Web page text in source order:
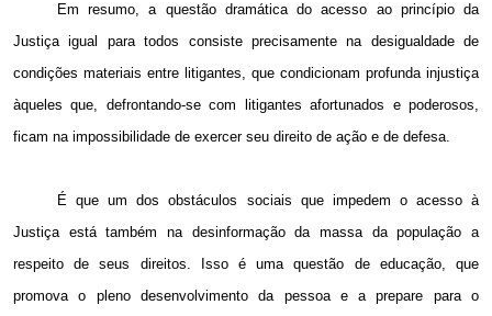
Em resumo, a questão dramática do acesso ao princípio da
Justiça igual para todos consiste precisamente na desigualdade de
condições materiais entre litigantes, que condicionam profunda injustiça
àqueles que, defrontando-se com litigantes afortunados e poderosos,
ficam na impossibilidade de exercer seu direito de ação e de defesa.
É que um dos obstáculos sociais que impedem o acesso à
Justiça está também na desinformação da massa da população a
respeito de seus direitos. Isso é uma questão de educação, que
promova o pleno desenvolvimento da pessoa e a prepare para o